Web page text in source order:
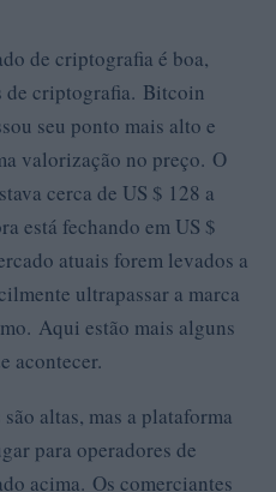
de criptografia é boa,
de criptografia. Bitcoin
seu ponto mais alto e
valorização no preço. O
cerca de US $ 128 a
está fechando em US $
atuais forem levados a
ultrapassar a marca
Aqui estão mais alguns
acontecer.
altas, mas a plataforma
para operadores de
acima. Os comerciantes